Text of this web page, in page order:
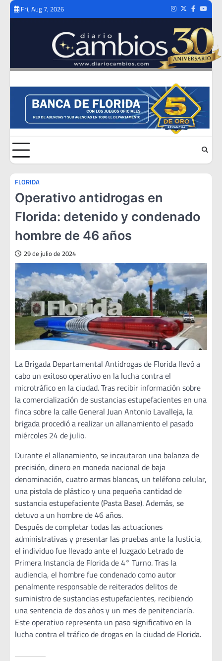
Skip
Fri, Aug 7, 2026 Instagram
TwitterFacebook
FLORIDA
Operativo antidrogas en
Florida: detenido y condenado
hombre de 46 años
29 de julio de 2024
La Brigada Departamental Antidrogas de Florida llevó a
cabo un exitoso operativo en la lucha contra el
microtráfico en la ciudad. Tras recibir información sobre
la comercialización de sustancias estupefacientes en una
finca sobre la calle General Juan Antonio Lavalleja, la
brigada procedió a realizar un allanamiento el pasado
miércoles 24 de julio.
Durante el allanamiento, se incautaron una balanza de
precisión, dinero en moneda nacional de baja
denominación, cuatro armas blancas, un teléfono celular,
una pistola de plástico y una pequeña cantidad de
sustancia estupefaciente (Pasta Base). Además, se
detuvo a un hombre de 46 años.
Después de completar todas las actuaciones
administrativas y presentar las pruebas ante la Justicia,
el individuo fue llevado ante el Juzgado Letrado de
Primera Instancia de Florida de 4° Turno. Tras la
audiencia, el hombre fue condenado como autor
penalmente responsable de reiterados delitos de
suministro de sustancias estupefacientes, recibiendo
una sentencia de dos años y un mes de penitenciaría.
Este operativo representa un paso significativo en la
lucha contra el tráfico de drogas en la ciudad de Florida.